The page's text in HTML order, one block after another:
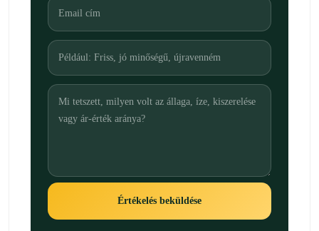
Értékelés beküldése